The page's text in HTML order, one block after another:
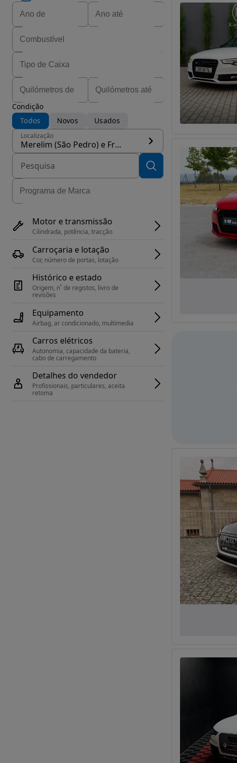
Condição
Todos
Novos Usados
Localização
Merelim (São Pedro) e Frossos
Motor e transmissão
Cilindrada, potência, tracção
Carroçaria e lotação
Cor, número de portas, lotação
Histórico e estado
Origem, n˚ de registos, livro de
revisões
Equipamento
Airbag, ar condicionado, multimedia
Carros elétricos
Autonomia, capacidade da bateria,
cabo de carregamento
Detalhes do vendedor
Profissionais, particulares, aceita
retoma